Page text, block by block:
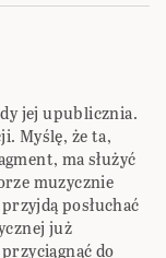
jej upublicznia.
Myślę, że ta,
ma służyć
muzycznie
posłuchać
już
do